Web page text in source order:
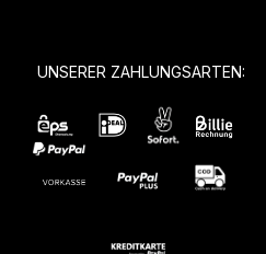
UNSERER ZAHLUNGSARTEN: